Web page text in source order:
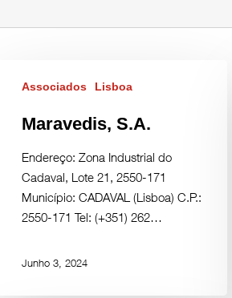
Associados Lisboa
Maravedis, S.A.
Endereço: Zona Industrial do
Cadaval, Lote 21, 2550-171
Município: CADAVAL (Lisboa) C.P.:
2550-171 Tel: (+351) 262…
Junho 3, 2024